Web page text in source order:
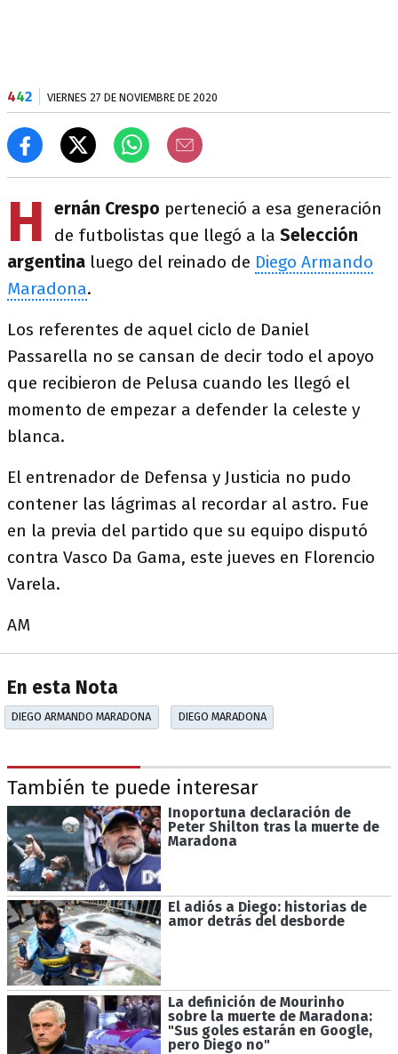
442 VIERNES 27 DE NOVIEMBRE DE 2020
H ernán Crespo perteneció a esa generación
de futbolistas que llegó a la Selección
argentina luego del reinado de Diego Armando
Maradona.
Los referentes de aquel ciclo de Daniel
Passarella no se cansan de decir todo el apoyo
que recibieron de Pelusa cuando les llegó el
momento de empezar a defender la celeste y
blanca.
El entrenador de Defensa y Justicia no pudo
contener las lágrimas al recordar al astro. Fue
en la previa del partido que su equipo disputó
contra Vasco Da Gama, este jueves en Florencio
Varela.
AM
En esta Nota
DIEGO ARMANDO MARADONA DIEGO MARADONA
También te puede interesar
Inoportuna declaración de
Peter Shilton tras la muerte de
Maradona
El adiós a Diego: historias de
amor detrás del desborde
La definición de Mourinho
sobre la muerte de Maradona:
"Sus goles estarán en Google,
pero Diego no"